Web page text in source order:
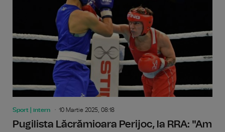
Sport | intern 10 Martie 2025, 08:18
Pugilista Lăcrămioara Perijoc, la RRA: "Am